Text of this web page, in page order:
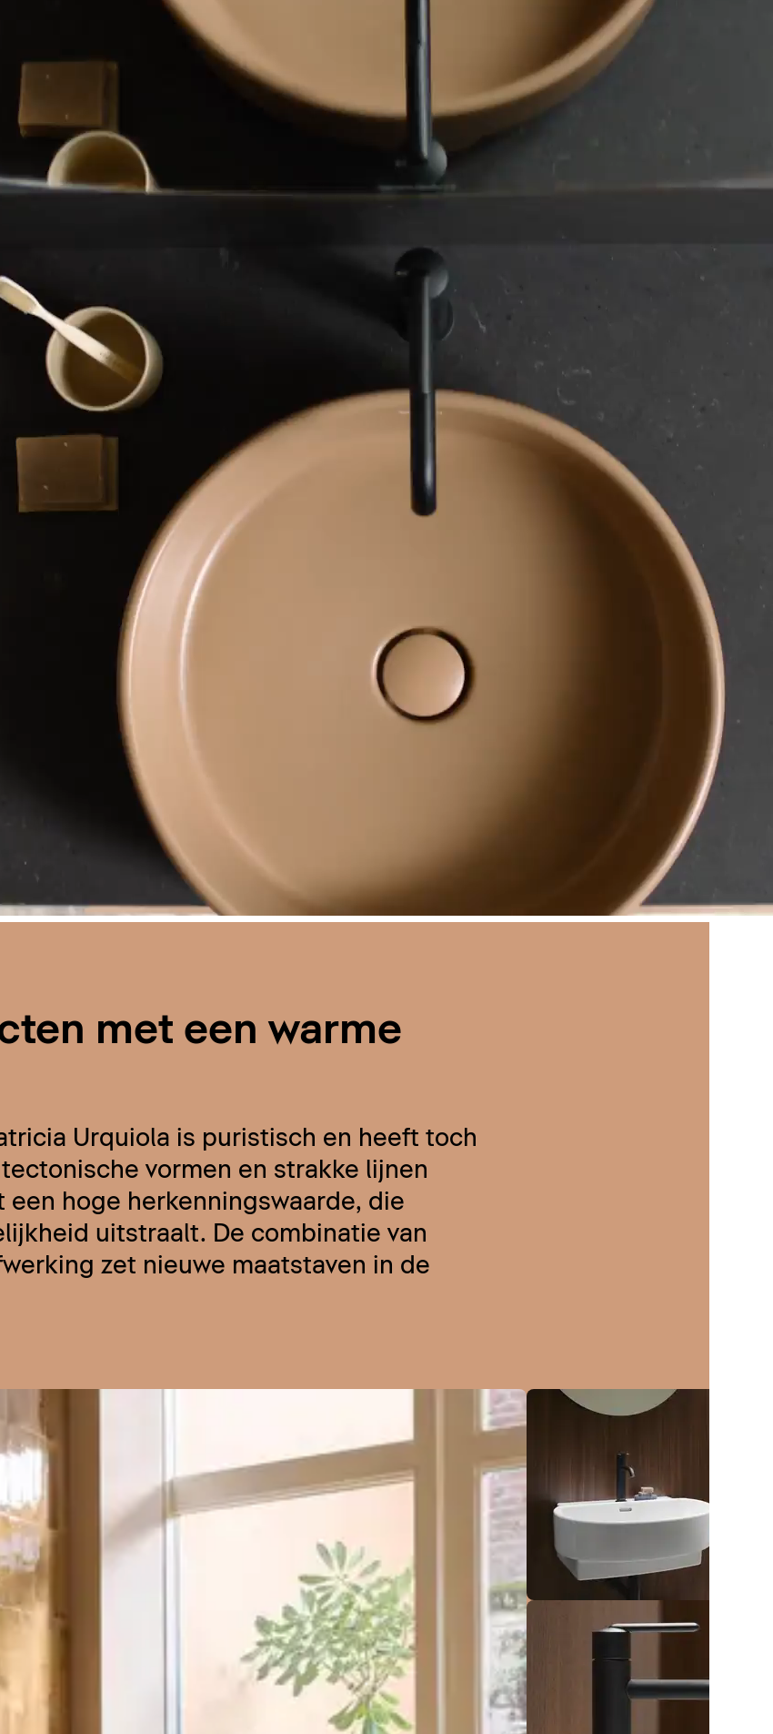
met een warme
Urquiola is puristisch en heeft toch
vormen en strakke lijnen
hoge herkenningswaarde, die
uitstraalt. De combinatie van
zet nieuwe maatstaven in de